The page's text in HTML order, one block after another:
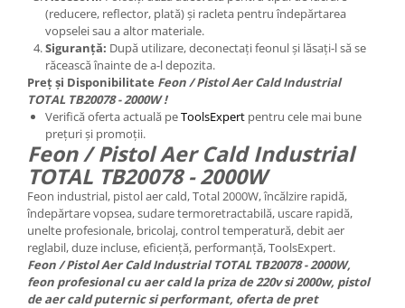
(reducere, reflector, plată) și racleta pentru îndepărtarea
vopselei sau a altor materiale.
Siguranță: După utilizare, deconectați feonul și lăsați-l să se
răcească înainte de a-l depozita.
Preț și Disponibilitate Feon / Pistol Aer Cald Industrial
TOTAL TB20078 - 2000W !
Verifică oferta actuală peToolsExpert pentru cele mai bune
prețuri și promoții.
Feon / Pistol Aer Cald Industrial
TOTAL TB20078 - 2000W
Feon industrial, pistol aer cald, Total 2000W, încălzire rapidă,
îndepărtare vopsea, sudare termoretractabilă, uscare rapidă,
unelte profesionale, bricolaj, control temperatură, debit aer
reglabil, duze incluse, eficiență, performanță, ToolsExpert.
Feon / Pistol Aer Cald Industrial TOTAL TB20078 - 2000W,
feon profesional cu aer cald la priza de 220v si 2000w, pistol
de aer cald puternic si performant, oferta de pret